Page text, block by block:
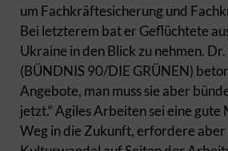
um Fachkräftesicherung und
Bei letzterem bat er Geflüchtete
Ukraine in den Blick zu nehmen.
(BÜNDNIS 90/DIE GRÜNEN)
Angebote, man muss sie aber
jetzt.“ Agiles Arbeiten sei eine gute
Weg in die Zukunft, erfordere aber